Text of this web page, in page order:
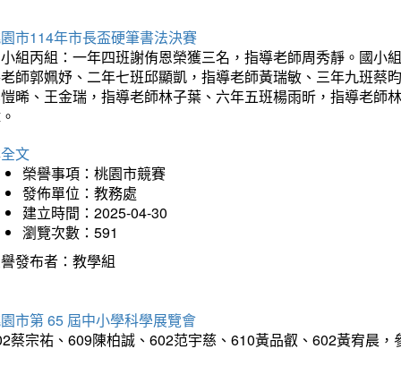
市114年市長盃硬筆書法決賽
組丙組：一年四班謝侑恩榮獲三名，指導老師周秀靜。國小
師郭姵妤、二年七班邱顯凱，指導老師黃瑞敏、三年九班蔡
晞、王金瑞，指導老師林子葉、六年五班楊雨昕，指導老師
文
榮譽事項：桃園市競賽
發佈單位：教務處
建立時間：2025-04-30
瀏覽次數：591
發布者：教學組
市第 65 屆中小學科學展覽會
蔡宗祐、609陳柏誠、602范宇慈、610黃品叡、602黃宥晨